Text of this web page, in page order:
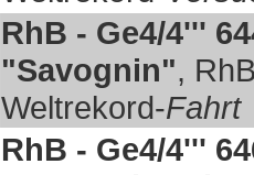
RhB - Ge4/4'''
"Savognin",
Weltrekord-Fahrt
RhB - Ge4/4'''